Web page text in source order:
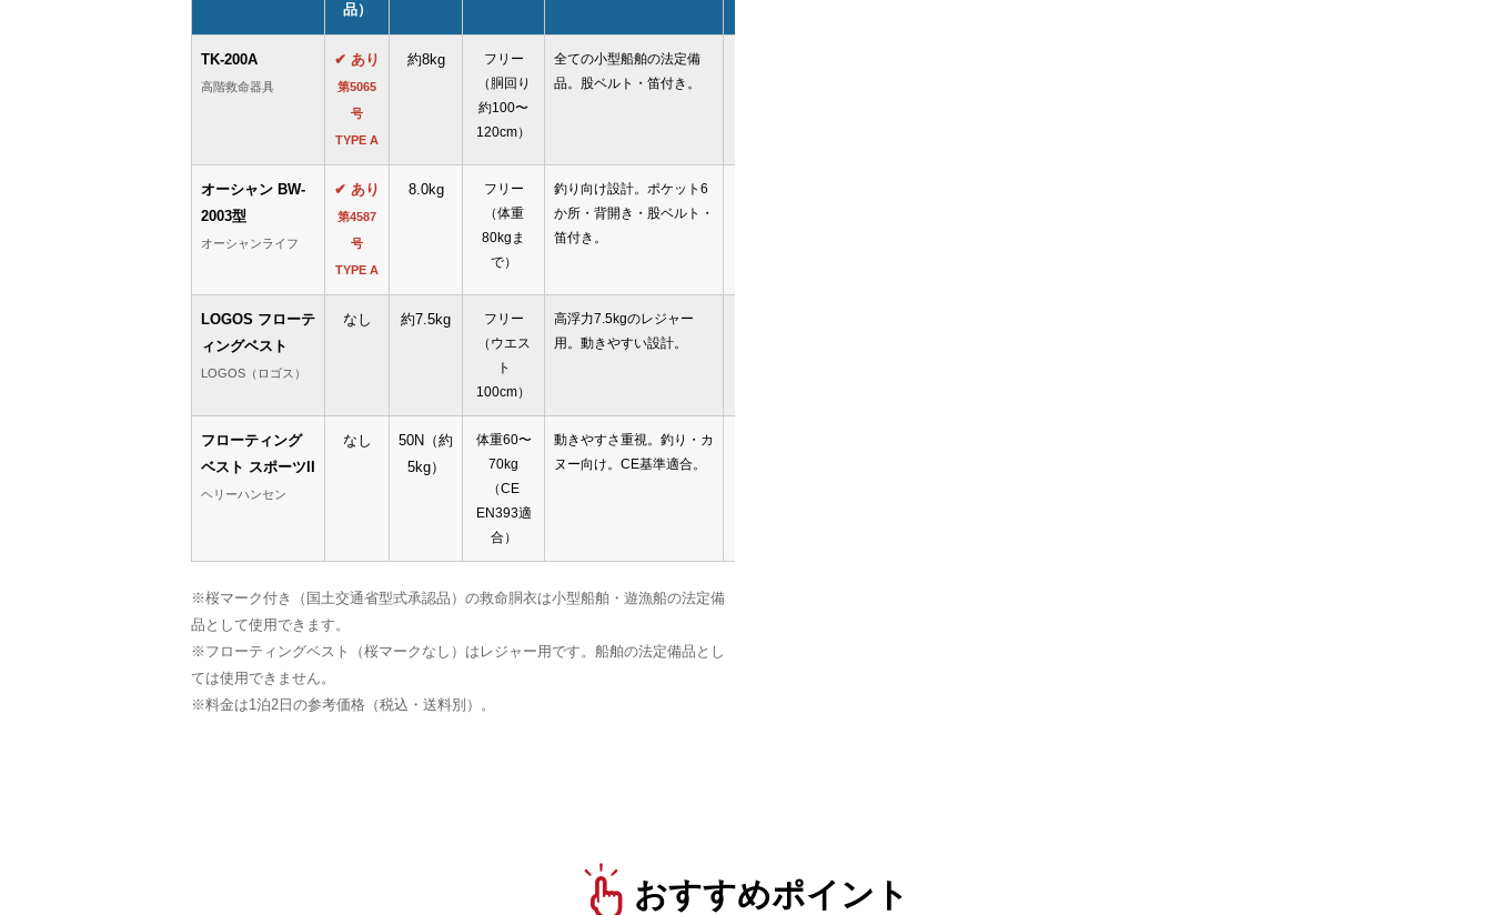
品）
TK-200A
高階救命器具
✔ あり
第5065
号
TYPE A
約8kg
フリー
（胴回り
約100〜
120cm）
全ての小型船舶の法定備
品。股ベルト・笛付き。
オーシャン BW-
2003型
オーシャンライフ
✔ あり
第4587
号
TYPE A
8.0kg
フリー
（体重
80kgま
で）
釣り向け設計。ポケット6
か所・背開き・股ベルト・
笛付き。
LOGOS フローテ
ィングベスト
LOGOS（ロゴス）
なし 約7.5kg
フリー
（ウエス
ト
100cm）
高浮力7.5kgのレジャー
用。動きやすい設計。
フローティング
ベスト スポーツII
ヘリーハンセン
なし
50N（約
5kg）
体重60〜
70kg
（CE
EN393適
合）
動きやすさ重視。釣り・カ
ヌー向け。CE基準適合。
※桜マーク付き（国土交通省型式承認品）の救命胴衣は小型船舶・遊漁船の法定備
品として使用できます。
※フローティングベスト（桜マークなし）はレジャー用です。船舶の法定備品とし
ては使用できません。
※料金は1泊2日の参考価格（税込・送料別）。
おすすめポイント